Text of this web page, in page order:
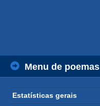
Menu de poemas
Estatísticas gerais